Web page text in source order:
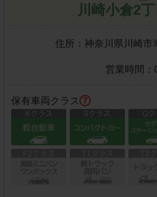
川崎小倉2
住所： 神奈川県川崎市
営業時間：
保有車両クラス